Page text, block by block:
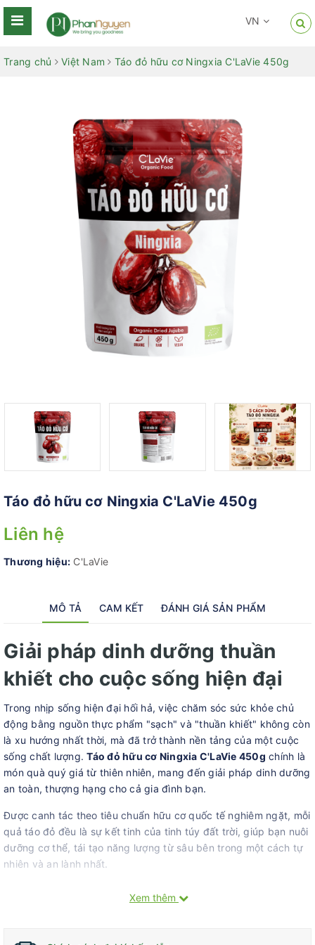
VN
Trang chủ Việt Nam Táo đỏ hữu cơ Ningxia C'LaVie 450g
Táo đỏ hữu cơ Ningxia C'LaVie 450g
Liên hệ
Thương hiệu: C'LaVie
MÔ TẢ CAM KẾT ĐÁNH GIÁ SẢN PHẨM
Giải pháp dinh dưỡng thuần
khiết cho cuộc sống hiện đại
Trong nhịp sống hiện đại hối hả, việc chăm sóc sức khỏe chủ
động bằng nguồn thực phẩm "sạch" và "thuần khiết" không còn
là xu hướng nhất thời, mà đã trở thành nền tảng của một cuộc
sống chất lượng.Táo đỏ hữu cơ Ningxia C'LaVie 450g chính là
món quà quý giá từ thiên nhiên, mang đến giải pháp dinh dưỡng
an toàn, thượng hạng cho cả gia đình bạn.
Được canh tác theo tiêu chuẩn hữu cơ quốc tế nghiêm ngặt, mỗi
quả táo đỏ đều là sự kết tinh của tinh túy đất trời, giúp bạn nuôi
dưỡng cơ thể, tái tạo năng lượng từ sâu bên trong một cách tự
nhiên và an lành nhất.
Sự khác biệt từ tiêu chuẩn chất
Xem thêm